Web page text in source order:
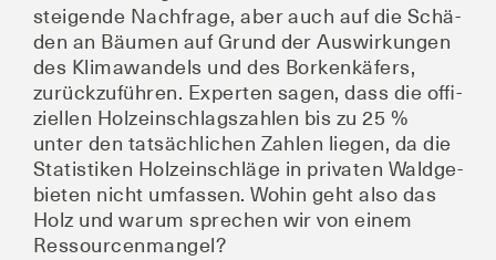
stei­gen­de Nach­fra­ge, aber auch auf die Schä­
den an Bäu­men auf Grund der Aus­wir­kun­gen
des Kli­ma­wan­dels und des Bor­ken­kä­fers,
zurück­zu­füh­ren. Exper­ten sagen, dass die offi­
zi­el­len Holz­ein­schlags­zah­len bis zu 25 %
unter den tat­säch­li­chen Zah­len lie­gen, da die
Sta­tis­ti­ken Holz­ein­schlä­ge in pri­va­ten Wald­ge­
bie­ten nicht umfas­sen. Wohin geht also das
Holz und war­um spre­chen wir von einem
Ressourcenmangel?